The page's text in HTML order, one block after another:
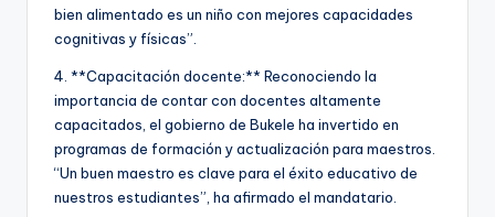
bien alimentado es un niño con mejores capacidades
cognitivas y físicas”.
4. **Capacitación docente:** Reconociendo la
importancia de contar con docentes altamente
capacitados, el gobierno de Bukele ha invertido en
programas de formación y actualización para maestros.
“Un buen maestro es clave para el éxito educativo de
nuestros estudiantes”, ha afirmado el mandatario.